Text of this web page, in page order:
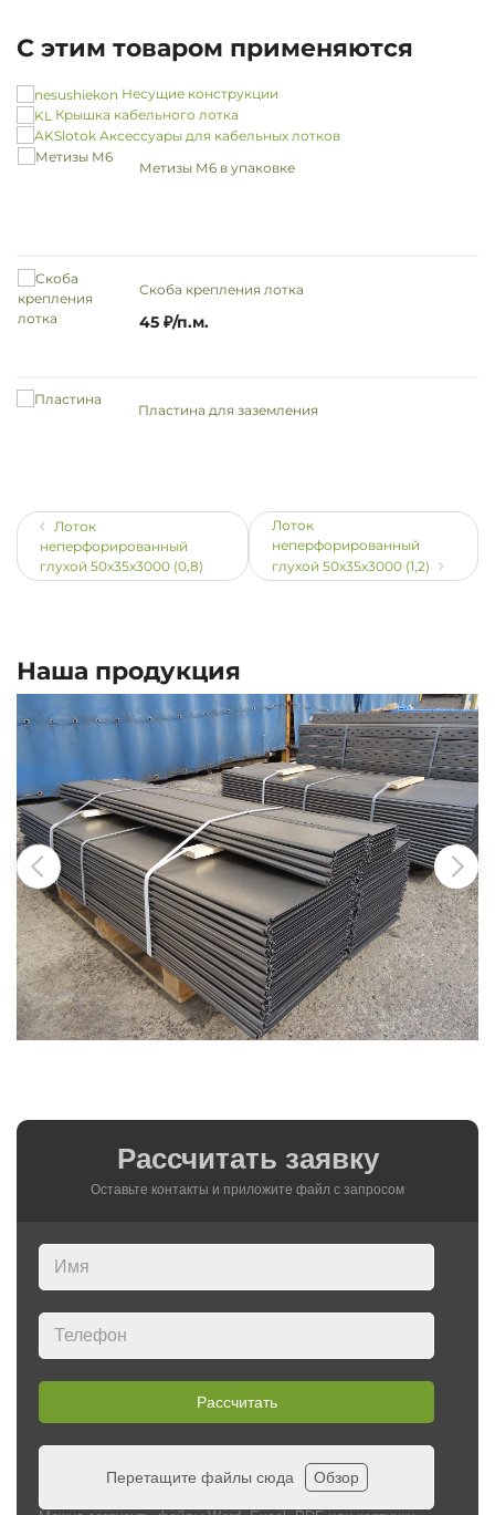
С этим товаром применяются
Несущие конструкции
Крышка кабельного лотка
Аксессуары для кабельных лотков
Метизы М6 в упаковке
Скоба крепления лотка
45 ₽/п.м.
Пластина для заземления
Лоток
неперфорированный
глухой 50х35х3000 (0,8)
Лоток
неперфорированный
глухой 50х35х3000 (1,2)
Наша продукция
Рассчитать заявку
Оставьте контакты и приложите файл c запросом
Рассчитать
Перетащите файлы сюда Обзор